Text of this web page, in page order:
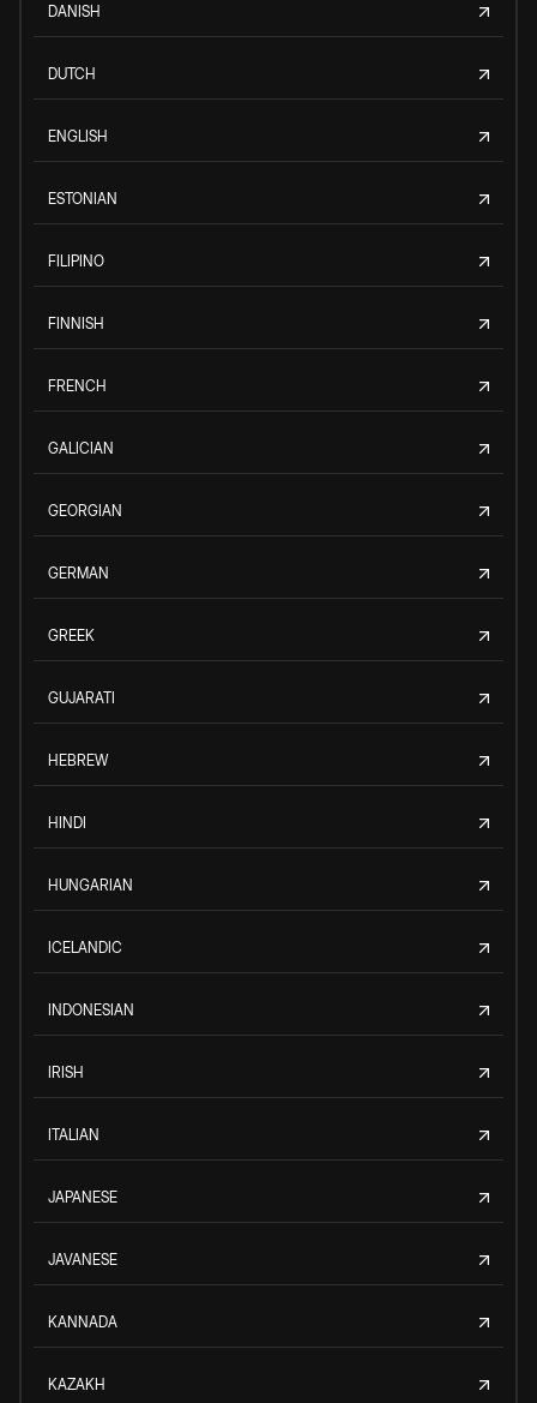
DANISH
DUTCH
ENGLISH
ESTONIAN
FILIPINO
FINNISH
FRENCH
GALICIAN
GEORGIAN
GERMAN
GREEK
GUJARATI
HEBREW
HINDI
HUNGARIAN
ICELANDIC
INDONESIAN
IRISH
ITALIAN
JAPANESE
JAVANESE
KANNADA
KAZAKH